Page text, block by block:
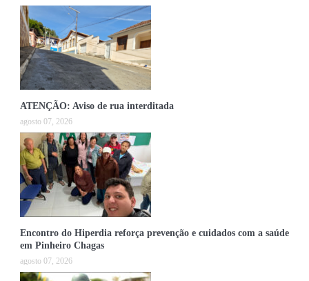
ATENÇÃO: Aviso de rua interditada
agosto 07, 2026
Encontro do Hiperdia reforça prevenção e cuidados com a saúde
em Pinheiro Chagas
agosto 07, 2026